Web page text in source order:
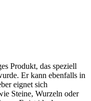
Produkt, das speziell
Er kann ebenfalls in
eignet sich
Steine, Wurzeln oder